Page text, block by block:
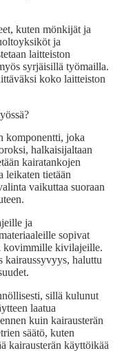
kuten mönkijät ja
ja
laitteiston
syrjäisillä työmailla.
koko laitteiston
komponentti, joka
halkaisijaltaan
kairatankojen
leikaten tietään
vaikuttaa suoraan
ja
sopivat
kovimmille kivilajeille.
kairaussyvyys, haluttu
sillä kulunut
laatua
kuin kairausterän
säätö, kuten
kairausterän käyttöikää